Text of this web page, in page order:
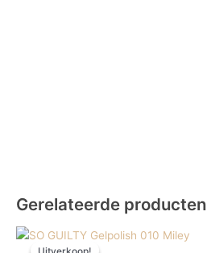
Gerelateerde producten
Prijsklasse:
€ 2,41
Dit